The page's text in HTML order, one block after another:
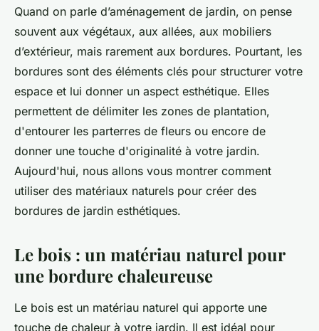
Comment utiliser des
matériaux naturels pour créer
des bordures de jardin
esthétiques ?
Antonin•22 mai 2024•5 min de lecture
Quand on parle d’aménagement de jardin, on pense
souvent aux végétaux, aux allées, aux mobiliers
d’extérieur, mais rarement aux bordures. Pourtant, les
bordures sont des éléments clés pour structurer votre
espace et lui donner un aspect esthétique. Elles
permettent de délimiter les zones de plantation,
d'entourer les parterres de fleurs ou encore de
donner une touche d'originalité à votre jardin.
Aujourd'hui, nous allons vous montrer comment
utiliser des matériaux naturels pour créer des
bordures de jardin esthétiques.
Le bois : un matériau naturel pour
une bordure chaleureuse
Le bois est un matériau naturel qui apporte une
touche de chaleur à votre jardin. Il est idéal pour